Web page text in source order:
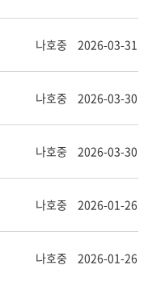
나호중 2026-03-31
나호중 2026-03-30
나호중 2026-03-30
나호중 2026-01-26
나호중 2026-01-26